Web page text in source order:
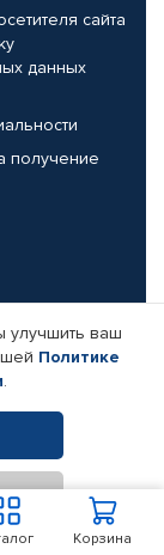
Корзина
сайта
данных
получение
улучшить ваш
Политике
.
В корзину